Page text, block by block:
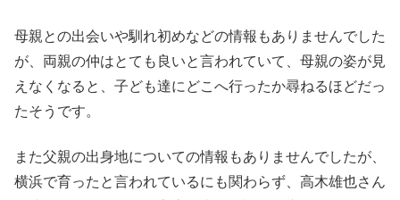
母親との出会いや馴れ初めなどの情報もありませんでした
が、両親の仲はとても良いと言われていて、母親の姿が見
えなくなると、子ども達にどこへ行ったか尋ねるほどだっ
たそうです。
また父親の出身地についての情報もありませんでしたが、
横浜で育ったと言われているにも関わらず、高木雄也さん